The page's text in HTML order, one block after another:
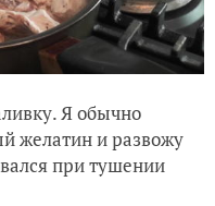
Я обычно
желатин и развожу
при тушении